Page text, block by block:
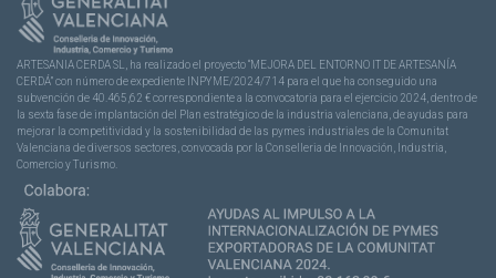
ARTESANIA CERDA SL, ha realizado el proyecto “MEJORA DEL ENTORNO IT DE ARTESANÍA
CERDÁ” con número de expediente INPYME/2024/714 para el que ha conseguido una
subvención de 40.465,62 € correspondiente a la convocatoria para el ejercicio 2024, dentro de
la sexta fase de implantación del Plan estratégico de la industria valenciana, de ayudas para
mejorar la competitividad y la sostenibilidad de las pymes industriales de la Comunitat
Valenciana de diversos sectores, convocada por la Conselleria de Innovación, Industria,
Comercio y Turismo.